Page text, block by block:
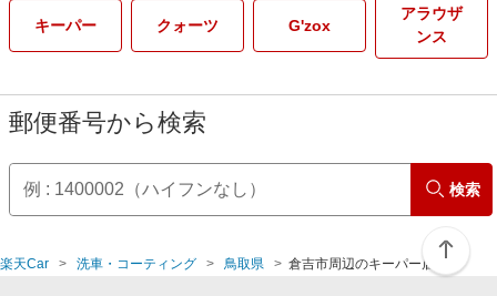
キーパー クォーツ G'zox
アラウザ
ンス
郵便番号から検索
検索
楽天Car 洗車・コーティング 鳥取県 倉吉市周辺のキーパー店舗